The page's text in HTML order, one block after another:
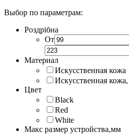
Выбор по параметрам:
Роздрібна
От
Материал
Искусственная кожа
Искусственная
Цвет
Black
Red
White
Макс размер устройства,мм